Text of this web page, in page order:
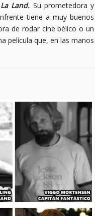
Land. Su prometedora y
tiene a muy buenos
de rodar cine bélico o un
película que, en las manos